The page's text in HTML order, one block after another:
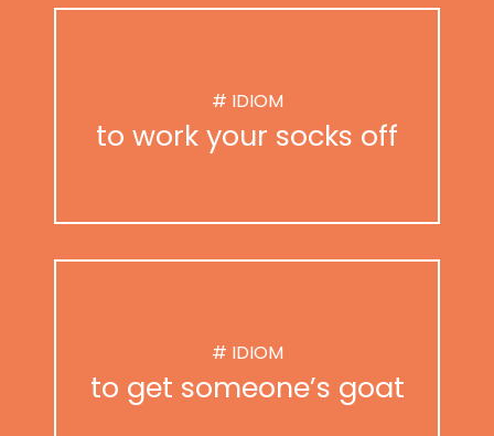
# IDIOM
to work your socks off
# IDIOM
to get someone’s goat